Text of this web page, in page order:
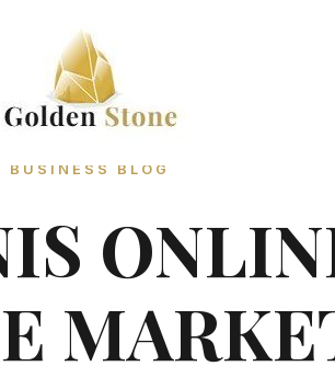
BUSINESS BLOG